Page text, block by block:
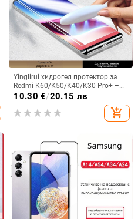
Yinglirui хидрогел протектор за
Redmi K60/K50/K40/K30 Pro+ –
UV пълно залепване, фронтален
самовъзстановяващ се
10.30 €/20.15 лв
add_shopping_cart